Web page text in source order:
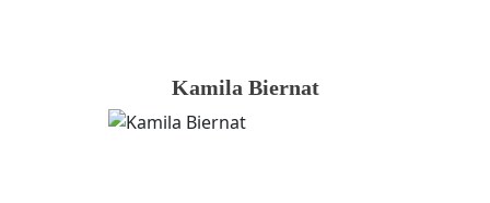
Kamila Biernat